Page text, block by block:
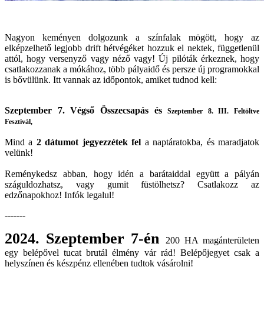
Nagyon keményen dolgozunk a színfalak mögött, hogy az
elképzelhető legjobb drift hétvégéket hozzuk el nektek, függetlenül
attól, hogy versenyző vagy néző vagy! Új pilóták érkeznek, hogy
csatlakozzanak a mókához, több pályaidő és persze új programokkal
is bővülünk. Itt vannak az időpontok, amiket tudnod kell:
Szeptember 7. Végső Összecsapás ésSzeptember 8. III. Feltöltve
Fesztivál,
Mind a 2dátumot jegyezzétek fel a naptáratokba, és maradjatok
velünk!
Reménykedsz abban, hogy idén a barátaiddal együtt a pályán
száguldozhatsz, vagy gumit füstölhetsz? Csatlakozz az
edzőnapokhoz! Infók legalul!
-------
2024. Szeptember 7-én
200 HA magánterületen
egy belépővel tucat brutál élmény vár rád! Belépőjegyet csak a
helyszínen és készpénz ellenében tudtok vásárolni!